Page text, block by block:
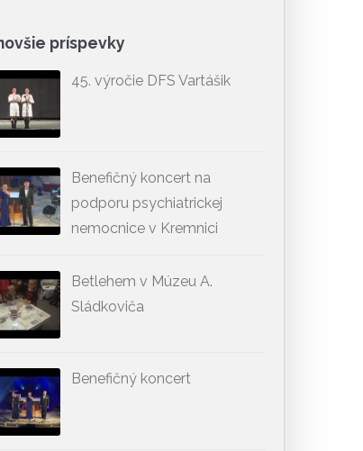
príspevky
45. výročie DFS Vartášik
Benefičný koncert na
podporu psychiatrickej
nemocnice v Kremnici
Betlehem v Múzeu A.
Sládkoviča
Benefičný koncert